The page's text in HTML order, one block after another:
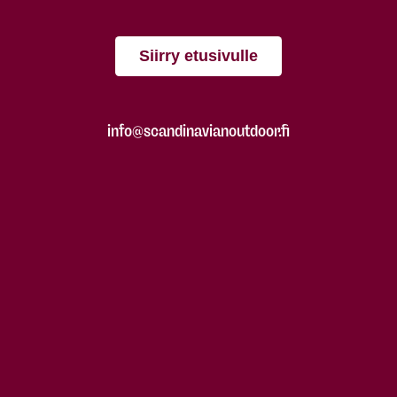
Siirry etusivulle
info@scandinavianoutdoor.fi